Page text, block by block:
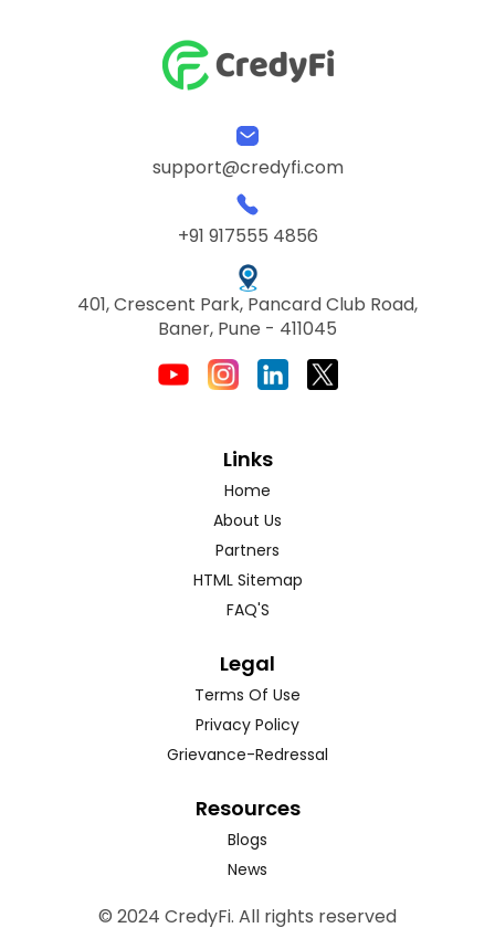
support@credyfi.com
+91 917555 4856
401, Crescent Park, Pancard Club Road,
Baner, Pune - 411045
Links
Home
About Us
Partners
HTML Sitemap
FAQ'S
Legal
Terms Of Use
Privacy Policy
Grievance-Redressal
Resources
Blogs
News
© 2024 CredyFi. All rights reserved